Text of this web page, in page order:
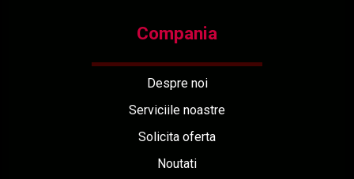
Compania
Despre noi
Serviciile noastre
Solicita oferta
Noutati